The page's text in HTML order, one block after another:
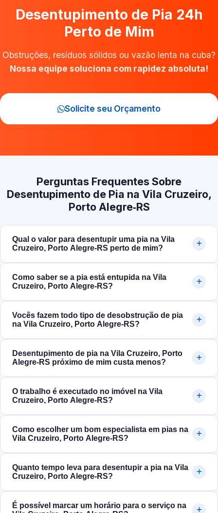
Desentupimento de Pia 24h
Perto de Mim
Obstruções, resíduos sólidos ou vazão lenta na cuba?
Nossa equipe soluciona com rapidez absoluta!
Solicite seu Orçamento
Perguntas Frequentes Sobre
Desentupimento de Pia na Vila Cruzeiro,
Porto Alegre‑RS
Qual o valor para desentupir uma pia na Vila
Cruzeiro, Porto Alegre‑RS perto de mim?
Como saber se a pia está entupida na Vila
Cruzeiro, Porto Alegre‑RS?
Vocês fazem todo tipo de desobstrução de pia
na Vila Cruzeiro, Porto Alegre‑RS?
Desentupimento de pia na Vila Cruzeiro, Porto
Alegre‑RS próximo de mim custa menos?
O trabalho é executado no imóvel na Vila
Cruzeiro, Porto Alegre‑RS?
Como escolher um bom especialista em pias na
Vila Cruzeiro, Porto Alegre‑RS?
Quanto tempo leva para desentupir a pia na Vila
Cruzeiro, Porto Alegre‑RS?
É possível marcar um horário para o serviço na